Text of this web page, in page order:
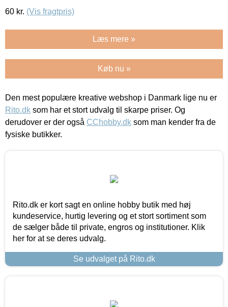
60 kr. (Vis fragtpris)
Læs mere »
Køb nu »
Den mest populære kreative webshop i Danmark lige nu er
Rito.dk som har et stort udvalg til skarpe priser. Og
derudover er der også CChobby.dk som man kender fra de
fysiske butikker.
Rito.dk er kort sagt en online hobby butik med høj
kundeservice, hurtig levering og et stort sortiment som
de sælger både til private, engros og institutioner. Klik
her for at se deres udvalg.
Se udvalget på Rito.dk